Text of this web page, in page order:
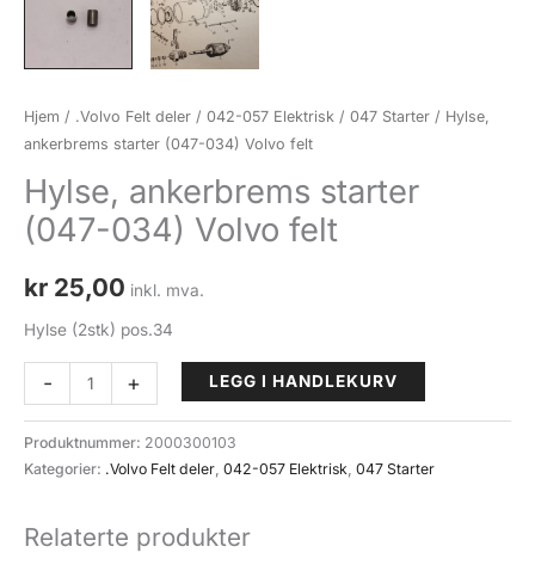
Hjem / .Volvo Felt deler / 042-057 Elektrisk / 047 Starter / Hylse,
ankerbrems starter (047-034) Volvo felt
Hylse, ankerbrems starter
(047-034) Volvo felt
kr 25,00 inkl. mva.
Hylse (2stk) pos.34
-
ankerbrems
starter
(047-
Volvo
+ LEGG I HANDLEKURV
Produktnummer: 2000300103
Kategorier: .Volvo Felt deler 042-057 Elektrisk 047 Starter
Relaterte produkter